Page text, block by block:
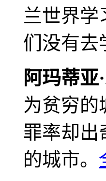
兰世界学
们没有去
阿玛蒂亚
为贫穷的
罪率却出
的城市。